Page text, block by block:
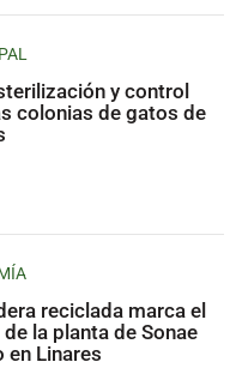
y control
colonias de gatos de
reciclada marca el
la planta de Sonae
en Linares